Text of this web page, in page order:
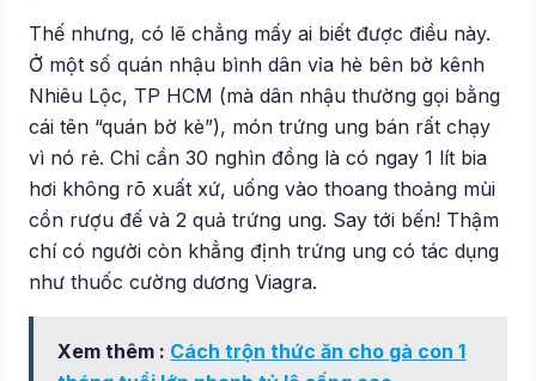
Thế nhưng, có lẽ chẳng mấy ai biết được điều này.
Ở một số quán nhậu bình dân vỉa hè bên bờ kênh
Nhiêu Lộc, TP HCM (mà dân nhậu thường gọi bằng
cái tên “quán bờ kè”), món trứng ung bán rất chạy
vì nó rẻ. Chỉ cần 30 nghìn đồng là có ngay 1 lít bia
hơi không rõ xuất xứ, uống vào thoang thoảng mùi
cồn rượu đế và 2 quả trứng ung. Say tới bến! Thậm
chí có người còn khẳng định trứng ung có tác dụng
như thuốc cường dương Viagra.
Xem thêm : Cách trộn thức ăn cho gà con 1